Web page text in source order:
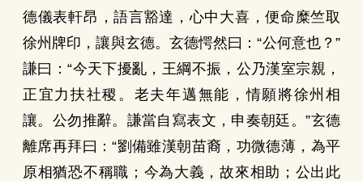
德儀表軒昂，語言豁達，心中大喜，便命糜竺取
徐州牌印，讓與玄德。玄德愕然曰：“公何意也？”
謙曰：“今天下擾亂，王綱不振，公乃漢室宗親，
正宜力扶社稷。老夫年邁無能，情願將徐州相
讓。公勿推辭。謙當自寫表文，申奏朝廷。”玄德
離席再拜曰：“劉備雖漢朝苗裔，功微德薄，為平
原相猶恐不稱職；今為大義，故來相助；公出此